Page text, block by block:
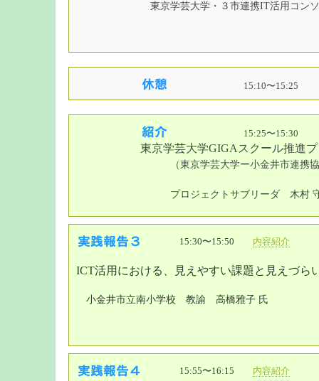
東京学芸大学・３市連携IT活用コン
15:10〜15:25
15:25〜15:30
東京学芸大学GIGAスクール推進
（東京学芸大学ー小金井市連携協
プロジェクトサブリーダ 木村
15:30〜15:50内容紹介
ICT活用における、見えやすい課題と見えづら
小金井市立南小学校 教諭 高橋雅子 氏
15:55〜16:15内容紹介